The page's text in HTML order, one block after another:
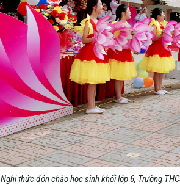
Nghi thức đón chào học sinh khối lớp 6, Trường